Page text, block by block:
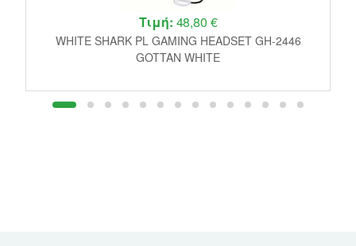
Τιμή: 48,80 €
WHITE SHARK PL GAMING HEADSET GH-2446
GOTTAN WHITE